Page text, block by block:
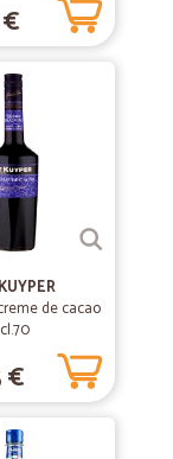
de cacao
cl.70
€